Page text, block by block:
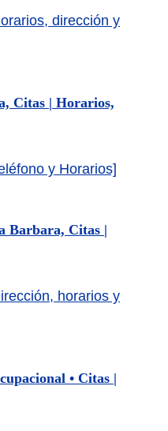
Citas | Horarios,
Barbara, Citas |
• Citas |